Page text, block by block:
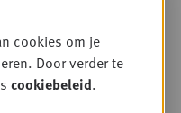
aan de
toeval!
cookies om je
Door verder te
cookiebeleid.